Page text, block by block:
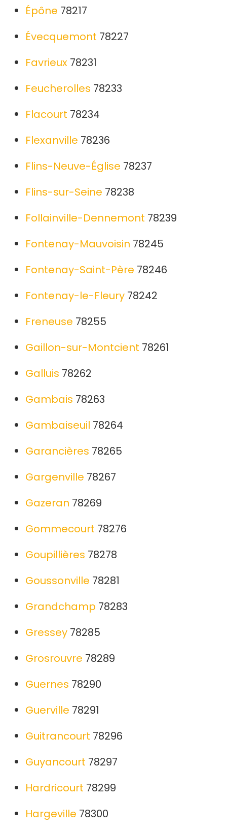
Épône 78217
Évecquemont 78227
Favrieux 78231
Feucherolles 78233
Flacourt 78234
Flexanville 78236
Flins-Neuve-Église 78237
Flins-sur-Seine 78238
Follainville-Dennemont 78239
Fontenay-Mauvoisin 78245
Fontenay-Saint-Père 78246
Fontenay-le-Fleury 78242
Freneuse 78255
Gaillon-sur-Montcient 78261
Galluis 78262
Gambais 78263
Gambaiseuil 78264
Garancières 78265
Gargenville 78267
Gazeran 78269
Gommecourt 78276
Goupillières 78278
Goussonville 78281
Grandchamp 78283
Gressey 78285
Grosrouvre 78289
Guernes 78290
Guerville 78291
Guitrancourt 78296
Guyancourt 78297
Hardricourt 78299
Hargeville 78300